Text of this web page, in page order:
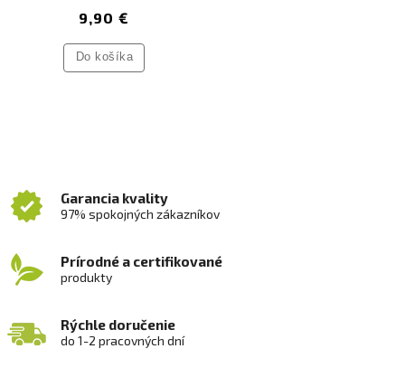
9,90 €
Do košíka
Garancia kvality
97% spokojných zákazníkov
Prírodné a certifikované
produkty
Rýchle doručenie
do 1-2 pracovných dní